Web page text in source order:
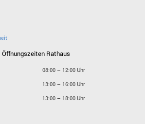
Öffnungszeiten Rathaus
08:00 – 12:00 Uhr
13:00 – 16:00 Uhr
13:00 – 18:00 Uhr